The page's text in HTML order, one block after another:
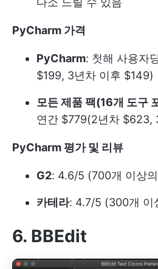
PyCharm 가격
PyCharm: 첫해 사용자
$199, 3년차 이후 $149)
모든 제품 팩(16개 도구
연간 $779(2년차 $623,
PyCharm 평가 및 리뷰
G2: 4.6/5 (700개 이상
카테라: 4.7/5 (300개 이
6. BBEdit